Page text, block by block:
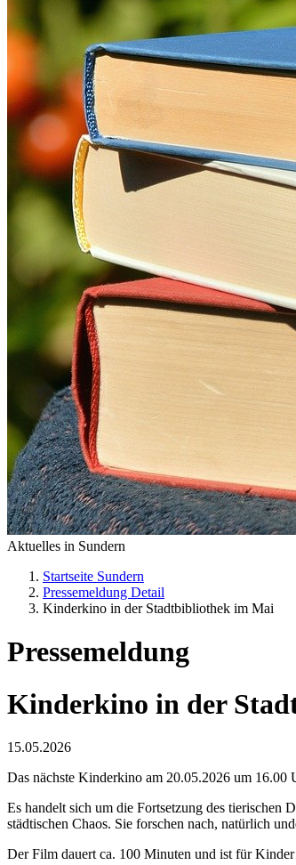
Aktuelles in Sundern
Startseite Sundern
Pressemeldung Detail
Kinderkino in der Stadtbibliothek im Mai
Pressemeldung
Kinderkino in der
15.05.2026
Das nächste Kinderkino am 20.05.2026 um
Es handelt sich um die Fortsetzung des tierischen
städtischen Chaos. Sie forschen nach, natürlich
Der Film dauert ca. 100 Minuten und ist für